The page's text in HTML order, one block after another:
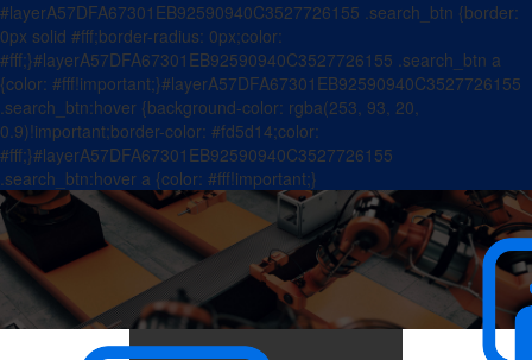
#layerA57DFA67301EB92590940C3527726155 .search_btn {border:
0px solid #fff;border-radius: 0px;color:
#fff;}#layerA57DFA67301EB92590940C3527726155 .search_btn a
{color: #fff!important;}#layerA57DFA67301EB92590940C3527726155
.search_btn:hover {background-color: rgba(253, 93, 20,
0.9)!important;border-color: #fd5d14;color:
#fff;}#layerA57DFA67301EB92590940C3527726155
.search_btn:hover a {color: #fff!important;}